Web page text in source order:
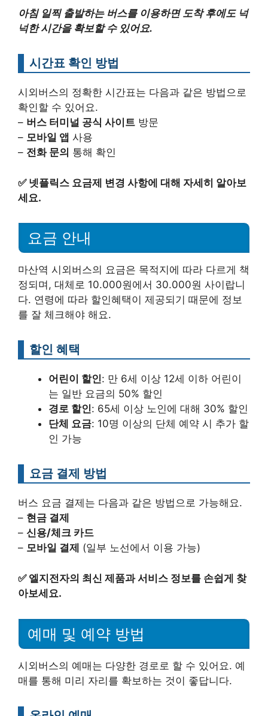
아침 일찍 출발하는 버스를 이용하면 도착 후에도 넉
넉한 시간을 확보할 수 있어요.
시간표 확인 방법
시외버스의 정확한 시간표는 다음과 같은 방법으로
확인할 수 있어요.
– 버스 터미널 공식 사이트 방문
– 모바일 앱 사용
– 전화 문의 통해 확인
✅ 넷플릭스 요금제 변경 사항에 대해 자세히 알아보
세요.
요금 안내
마산역 시외버스의 요금은 목적지에 따라 다르게 책
정되며, 대체로 10.000원에서 30.000원 사이랍니
다. 연령에 따라 할인혜택이 제공되기 때문에 정보
를 잘 체크해야 해요.
할인 혜택
어린이 할인: 만 6세 이상 12세 이하 어린이
는 일반 요금의 50% 할인
경로 할인: 65세 이상 노인에 대해 30% 할인
단체 요금: 10명 이상의 단체 예약 시 추가 할
인 가능
요금 결제 방법
버스 요금 결제는 다음과 같은 방법으로 가능해요.
– 현금 결제
– 신용/체크 카드
– 모바일 결제 (일부 노선에서 이용 가능)
✅ 엘지전자의 최신 제품과 서비스 정보를 손쉽게 찾
아보세요.
예매 및 예약 방법
시외버스의 예매는 다양한 경로로 할 수 있어요. 예
매를 통해 미리 자리를 확보하는 것이 좋답니다.